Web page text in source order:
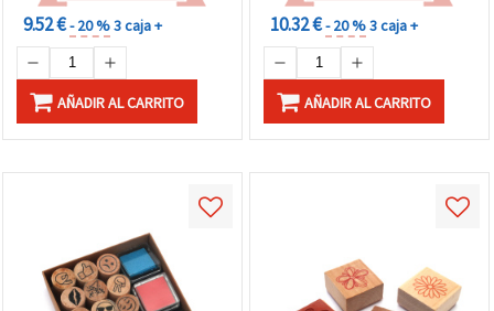
9.52 €- 20 %3 caja +
AÑADIR AL CARRITO
10.32 €- 20 %3 caja +
AÑADIR AL CARRITO